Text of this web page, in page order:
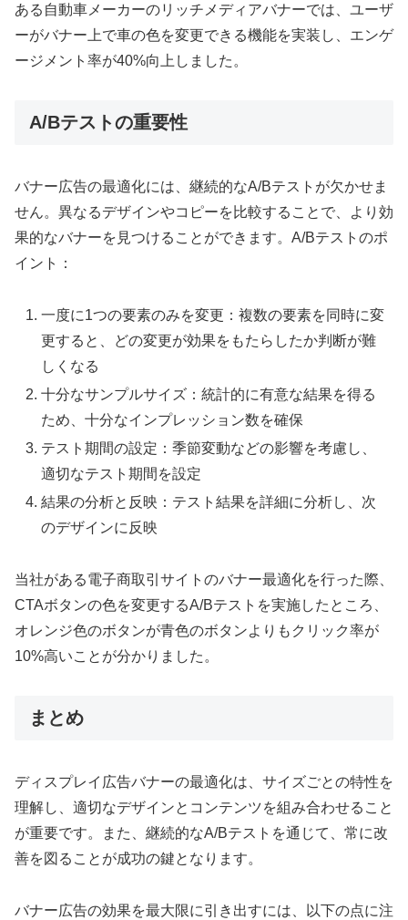
ある自動車メーカーのリッチメディアバナーでは、ユーザ
ーがバナー上で車の色を変更できる機能を実装し、エンゲ
ージメント率が40%向上しました。
A/Bテストの重要性
バナー広告の最適化には、継続的なA/Bテストが欠かせま
せん。異なるデザインやコピーを比較することで、より効
果的なバナーを見つけることができます。A/Bテストのポ
イント：
一度に1つの要素のみを変更：複数の要素を同時に変
更すると、どの変更が効果をもたらしたか判断が難
しくなる
十分なサンプルサイズ：統計的に有意な結果を得る
ため、十分なインプレッション数を確保
テスト期間の設定：季節変動などの影響を考慮し、
適切なテスト期間を設定
結果の分析と反映：テスト結果を詳細に分析し、次
のデザインに反映
当社がある電子商取引サイトのバナー最適化を行った際、
CTAボタンの色を変更するA/Bテストを実施したところ、
オレンジ色のボタンが青色のボタンよりもクリック率が
10%高いことが分かりました。
まとめ
ディスプレイ広告バナーの最適化は、サイズごとの特性を
理解し、適切なデザインとコンテンツを組み合わせること
が重要です。また、継続的なA/Bテストを通じて、常に改
善を図ることが成功の鍵となります。
バナー広告の効果を最大限に引き出すには、以下の点に注